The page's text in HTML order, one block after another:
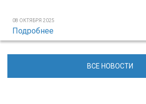
08 ОКТЯБРЯ 2025
Подробнее
ВСЕ НОВОСТИ